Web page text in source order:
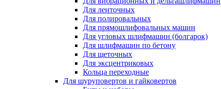
Для ленточных
Для полировальных
Для прямошлифовальных машин
Для угловых шлифмашин (болгарок)
Для шлифмашин по бетону
Для щеточных
Для эксцентриковых
Кольца переходные
Для шуруповертов и гайковертов